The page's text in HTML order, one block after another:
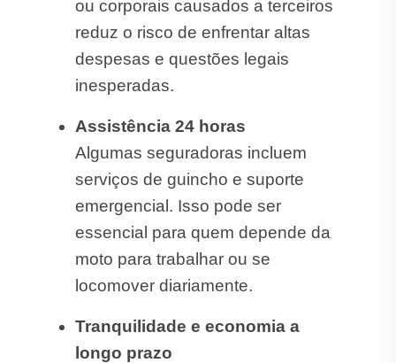
ou corporais causados a terceiros
reduz o risco de enfrentar altas
despesas e questões legais
inesperadas.
Assistência 24 horas
Algumas seguradoras incluem
serviços de guincho e suporte
emergencial. Isso pode ser
essencial para quem depende da
moto para trabalhar ou se
locomover diariamente.
Tranquilidade e economia a
longo prazo